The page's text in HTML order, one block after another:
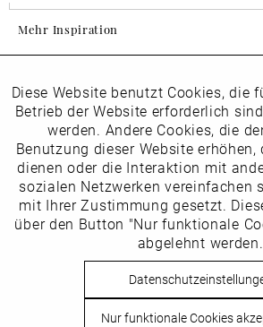
Mehr Inspiration
Folgen Sie uns auf
horsch_schuhe
Newsletter
Datenschutzbestimmungenhabe ich
vom Newsletter abmelden.
Funktionale
Marketing
Tracking
Diese Website benutzt Cookies, die
Betrieb der Website erforderlich
werden. Andere Cookies, die
Benutzung dieser Website erhöhen,
dienen oder die Interaktion mit
sozialen Netzwerken vereinfachen
mit Ihrer Zustimmung gesetzt.
über den Button "Nur funktionale
abgelehnt werden.
Nur funktionale Cookies